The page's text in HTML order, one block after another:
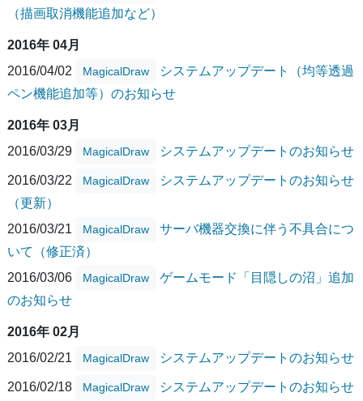
（描画取消機能追加など）
2016年 04月
2016/04/02
MagicalDraw
システムアップデート（均等透過
ペン機能追加等）のお知らせ
2016年 03月
2016/03/29
MagicalDraw システムアップデートのお知らせ
2016/03/22 MagicalDraw
システムアップデートのお知らせ
（更新）
2016/03/21
MagicalDraw
サーバ機器交換に伴う不具合につ
いて（修正済）
2016/03/06
MagicalDraw
ゲームモード「目隠しの沼」追加
のお知らせ
2016年 02月
2016/02/21
MagicalDraw システムアップデートのお知らせ
2016/02/18 MagicalDraw
システムアップデートのお知らせ